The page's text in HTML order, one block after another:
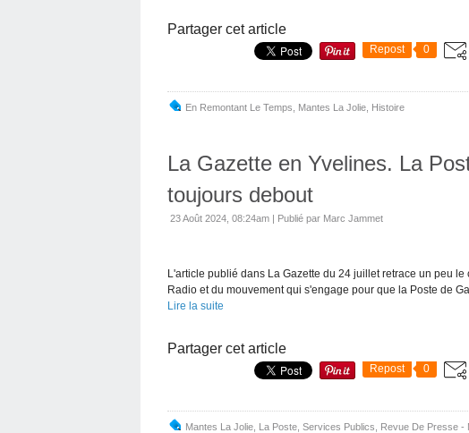
Partager cet article
Repost 0
En Remontant Le Temps Mantes La Jolie Histoire
La Gazette en Yvelines. La
toujours debout
23 Août 2024, 08:24am | Publié par Marc Jammet
L'article publié dans La Gazette du 24 juillet retrace un peu
Radio et du mouvement qui s'engage pour que la Poste de
Lire la suite
Partager cet article
Repost 0
Mantes La Jolie La Poste Services Publics Revue De Presse -